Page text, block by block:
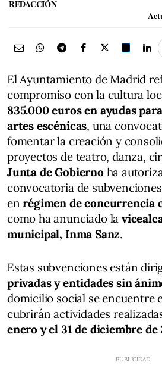
REDACCIÓN
El Ayuntamiento de Madrid
compromiso con la cultura
835.000 euros en ayudas
artes escénicas, una
fomentar la creación y
proyectos de teatro, danza,
Junta de Gobiernoha
convocatoria de
enrégimen de concurrencia
como ha anunciado la
municipal, Inma Sanz.
Estas subvenciones están
privadas y entidades sin
domicilio social se encuentre
cubrirán actividades
enero y el 31 de diciembre de